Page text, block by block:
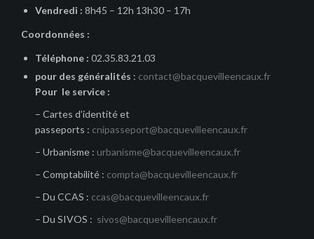
Vendredi : 8h45 – 12h 13h30 – 17h
Coordonnées :
Téléphone : 02.35.83.21.03
pour des généralités : contact@bacquevilleencaux.fr
Pour le service :
– Cartes d’identité et
passeports : cnipasseport@bacquevilleencaux.fr
– Urbanisme : urbanisme@bacquevilleencaux.fr
– Comptabilité : compta@bacquevilleencaux.fr
– Du CCAS : ccas@bacquevilleencaux.fr
– Du SIVOS : sivos@bacquevilleencaux.fr